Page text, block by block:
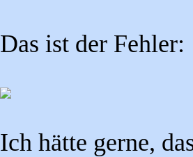
Das ist der Fehler:
Ich hätte gerne,